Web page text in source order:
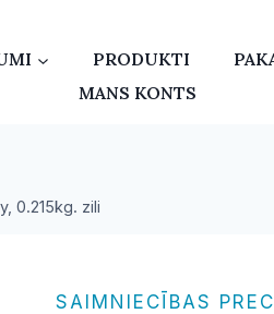
PRODUKTI
MANS KONTS
0.215kg. zili
SAIMNIECĪBAS